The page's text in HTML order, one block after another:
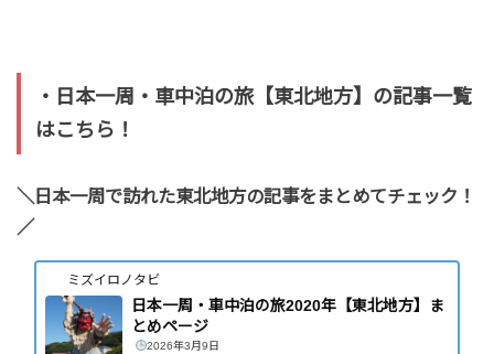
・日本一周・車中泊の旅【東北地方】の記事一覧
はこちら！
＼日本一周で訪れた東北地方の記事をまとめてチェック！
／
ミズイロノタビ
日本一周・車中泊の旅2020年【東北地方】ま
とめページ
2026年3月9日